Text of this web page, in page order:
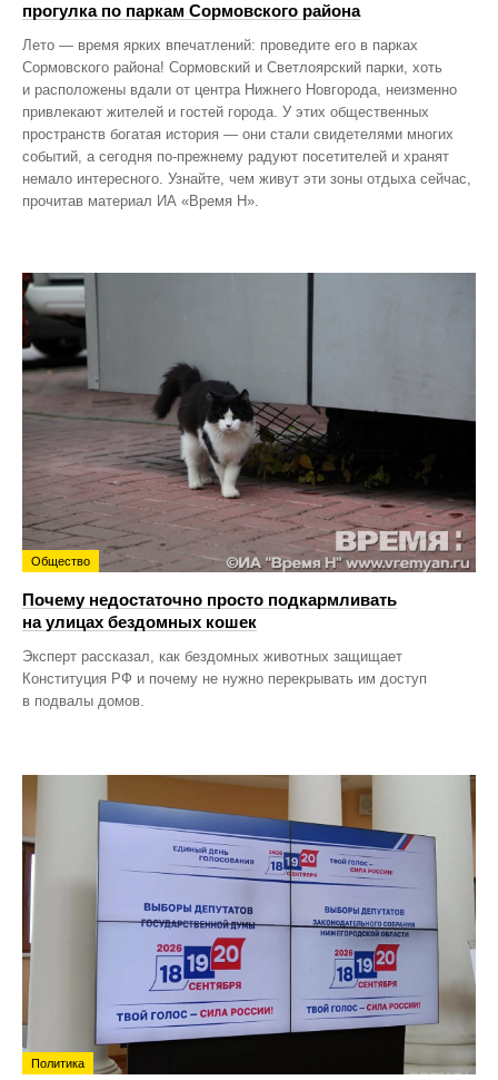
прогулка по паркам Сормовского района
Лето — время ярких впечатлений: проведите его в парках
Сормовского района! Сормовский и Светлоярский парки, хоть
и расположены вдали от центра Нижнего Новгорода, неизменно
привлекают жителей и гостей города. У этих общественных
пространств богатая история — они стали свидетелями многих
событий, а сегодня по‑прежнему радуют посетителей и хранят
немало интересного. Узнайте, чем живут эти зоны отдыха сейчас,
прочитав материал ИА «Время Н».
Общество
Почему недостаточно просто подкармливать
на улицах бездомных кошек
Эксперт рассказал, как бездомных животных защищает
Конституция РФ и почему не нужно перекрывать им доступ
в подвалы домов.
Политика